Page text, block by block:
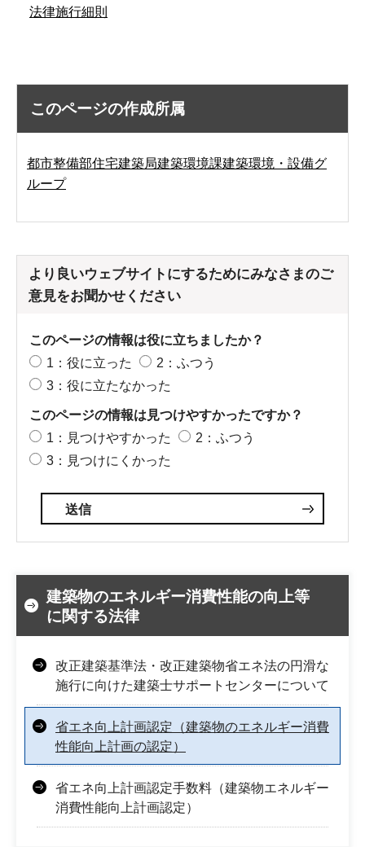
法律施行細則
このページの作成所属
都市整備部住宅建築局建築環境課建築環境・設備グ
ループ
より良いウェブサイトにするためにみなさまのご
意見をお聞かせください
このページの情報は役に立ちましたか？
1：役に立った
2：ふつう
3：役に立たなかった
このページの情報は見つけやすかったですか？
1：見つけやすかった
2：ふつう
3：見つけにくかった
建築物のエネルギー消費性能の向上等
に関する法律
改正建築基準法・改正建築物省エネ法の円滑な
施行に向けた建築士サポートセンターについて
省エネ向上計画認定（建築物のエネルギー消費
性能向上計画の認定）
省エネ向上計画認定手数料（建築物エネルギー
消費性能向上計画認定）